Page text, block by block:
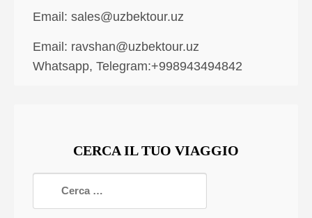
Email: sales@uzbektour.uz
Email: ravshan@uzbektour.uz
Whatsapp, Telegram:+998943494842
CERCA IL TUO VIAGGIO